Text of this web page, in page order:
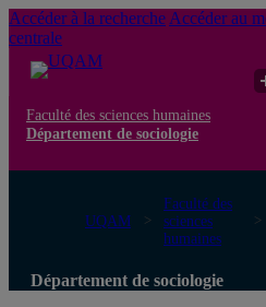
Accéder à la recherche Accéder au
centrale
Faculté des sciences humaines
Département de sociologie
UQAM
Faculté des
sciences
humaines
Département de sociologie